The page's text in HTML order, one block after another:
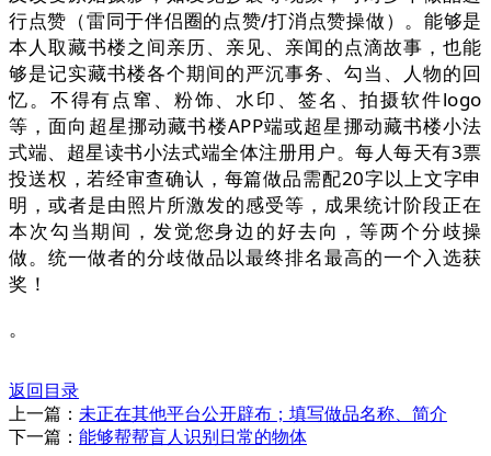
行点赞（雷同于伴侣圈的点赞/打消点赞操做）。能够是
本人取藏书楼之间亲历、亲见、亲闻的点滴故事，也能
够是记实藏书楼各个期间的严沉事务、勾当、人物的回
忆。不得有点窜、粉饰、水印、签名、拍摄软件logo
等，面向超星挪动藏书楼APP端或超星挪动藏书楼小法
式端、超星读书小法式端全体注册用户。每人每天有3票
投送权，若经审查确认，每篇做品需配20字以上文字申
明，或者是由照片所激发的感受等，成果统计阶段正在
本次勾当期间，发觉您身边的好去向，等两个分歧操
做。统一做者的分歧做品以最终排名最高的一个入选获
奖！
。
返回目录
上一篇： 未正在其他平台公开辟布；填写做品名称、简介
下一篇： 能够帮帮盲人识别日常的物体